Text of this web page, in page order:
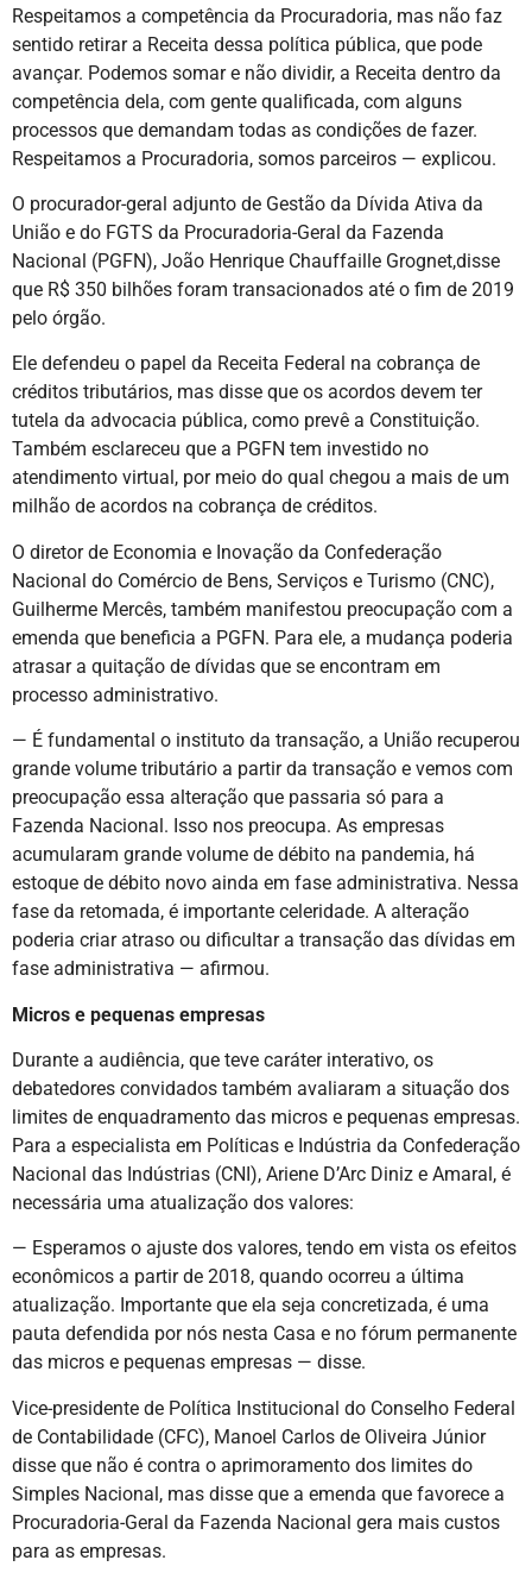
Respeitamos a competência da Procuradoria, mas não faz
sentido retirar a Receita dessa política pública, que pode
avançar. Podemos somar e não dividir, a Receita dentro da
competência dela, com gente qualificada, com alguns
processos que demandam todas as condições de fazer.
Respeitamos a Procuradoria, somos parceiros — explicou.
O procurador-geral adjunto de Gestão da Dívida Ativa da
União e do FGTS da Procuradoria-Geral da Fazenda
Nacional (PGFN), João Henrique Chauffaille Grognet,disse
que R$ 350 bilhões foram transacionados até o fim de 2019
pelo órgão.
Ele defendeu o papel da Receita Federal na cobrança de
créditos tributários, mas disse que os acordos devem ter
tutela da advocacia pública, como prevê a Constituição.
Também esclareceu que a PGFN tem investido no
atendimento virtual, por meio do qual chegou a mais de um
milhão de acordos na cobrança de créditos.
O diretor de Economia e Inovação da Confederação
Nacional do Comércio de Bens, Serviços e Turismo (CNC),
Guilherme Mercês, também manifestou preocupação com a
emenda que beneficia a PGFN. Para ele, a mudança poderia
atrasar a quitação de dívidas que se encontram em
processo administrativo.
— É fundamental o instituto da transação, a União recuperou
grande volume tributário a partir da transação e vemos com
preocupação essa alteração que passaria só para a
Fazenda Nacional. Isso nos preocupa. As empresas
acumularam grande volume de débito na pandemia, há
estoque de débito novo ainda em fase administrativa. Nessa
fase da retomada, é importante celeridade. A alteração
poderia criar atraso ou dificultar a transação das dívidas em
fase administrativa — afirmou.
Micros e pequenas empresas
Durante a audiência, que teve caráter interativo, os
debatedores convidados também avaliaram a situação dos
limites de enquadramento das micros e pequenas empresas.
Para a especialista em Políticas e Indústria da Confederação
Nacional das Indústrias (CNI), Ariene D’Arc Diniz e Amaral, é
necessária uma atualização dos valores:
— Esperamos o ajuste dos valores, tendo em vista os efeitos
econômicos a partir de 2018, quando ocorreu a última
atualização. Importante que ela seja concretizada, é uma
pauta defendida por nós nesta Casa e no fórum permanente
das micros e pequenas empresas — disse.
Vice-presidente de Política Institucional do Conselho Federal
de Contabilidade (CFC), Manoel Carlos de Oliveira Júnior
disse que não é contra o aprimoramento dos limites do
Simples Nacional, mas disse que a emenda que favorece a
Procuradoria-Geral da Fazenda Nacional gera mais custos
para as empresas.